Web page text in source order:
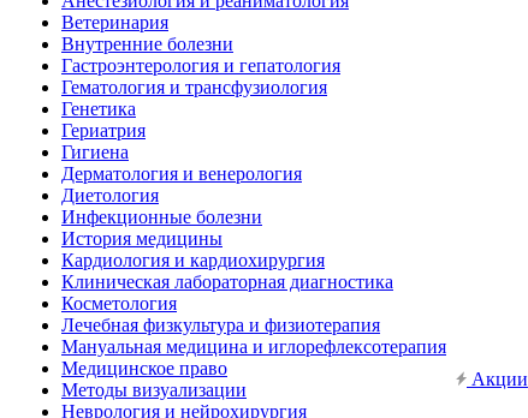
Ветеринария
Внутренние болезни
Гастроэнтерология и гепатология
Гематология и трансфузиология
Генетика
Гериатрия
Гигиена
Дерматология и венерология
Диетология
Инфекционные болезни
История медицины
Кардиология и кардиохирургия
Клиническая лабораторная диагностика
Косметология
Лечебная физкультура и физиотерапия
Мануальная медицина и иглорефлексотерапия
Медицинское право
Методы визуализации
Неврология и нейрохирургия
Акции